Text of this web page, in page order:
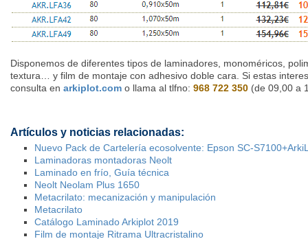
Disponemos de diferentes tipos de laminadores, monoméricos,
textura… y film de montaje con adhesivo doble cara. Si estas
consulta en arkiplot.com o llama al tlfno: 968 722 350 (de 09,00 a
Artículos y noticias relacionadas:
Nuevo Pack de Cartelería ecosolvente: Epson SC-
Laminadoras montadoras Neolt
Laminado en frío, Guía técnica
Neolt Neolam Plus 1650
Metacrilato: mecanización y manipulación
Metacrilato
Catálogo Laminado Arkiplot 2019
Film de montaje Ritrama Ultracristalino